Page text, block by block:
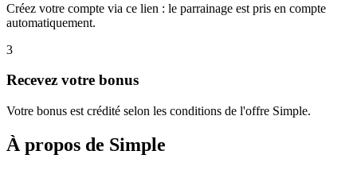
Créez votre compte via ce lien : le parrainage est pris en compte
automatiquement.
3
Recevez votre bonus
Votre bonus est crédité selon les conditions de l'offre Simple.
À propos de Simple